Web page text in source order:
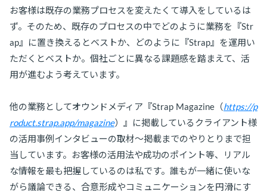
お客様は既存の業務プロセスを変えたくて導入をしているは
ず。そのため、既存のプロセスの中でどのように業務を『Str
ap』に置き換えるとベストか、どのように『Strap』を運用い
ただくとベストか。個社ごとに異なる課題感を踏まえて、活
用が進むよう考えています。
他の業務としてオウンドメディア『Strap Magazine（https://p
roduct.strap.app/magazine）』に掲載しているクライアント様
の活用事例インタビューの取材〜掲載までのやりとりまで担
当しています。お客様の活用法や成功のポイント等、リアル
な情報を最も把握しているのは私です。誰もが一緒に使いな
がら議論できる、合意形成やコミュニケーションを円滑にす